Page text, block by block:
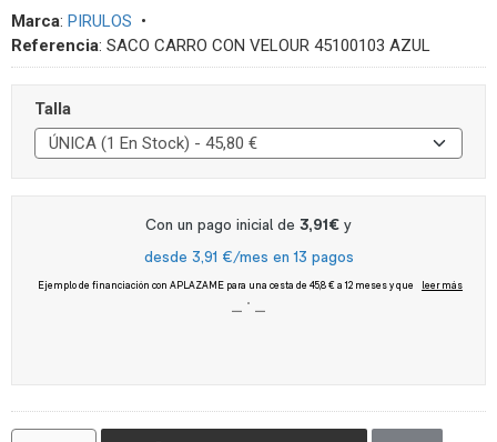
Marca: PIRULOS •
Referencia: SACO CARRO CON VELOUR 45100103 AZUL
Talla